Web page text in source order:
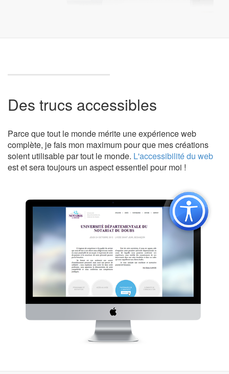
Des trucs accessibles
Parce que tout le monde mérite une expérience web
complète, je fais mon maximum pour que mes créations
soient utilisable par tout le monde. L'accessibilité du web
est et sera toujours un aspect essentiel pour moi !